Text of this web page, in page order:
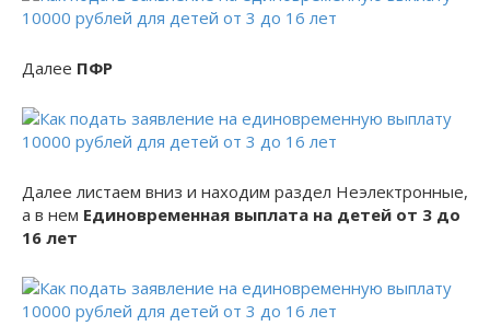
Далее ПФР
Далее листаем вниз и находим раздел Неэлектронные,
а в нем Единовременная выплата на детей от 3 до
16 лет